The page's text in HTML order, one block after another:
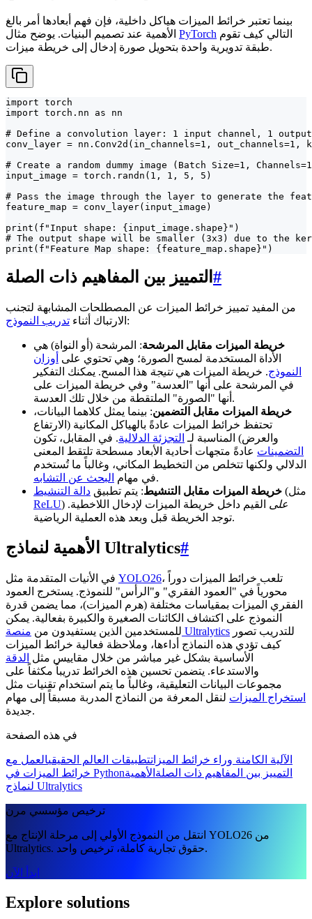
بينما تعتبر خرائط الميزات هياكل داخلية، فإن فهم أبعادها أمر بالغ
PyTorch
طبقة تدويرية واحدة بتحويل صورة إدخال إلى خريطة ميزات.
import torch
import torch.nn as nn
# Define a convolution layer: 1 input channel, 1
conv_layer = nn.Conv2d(in_channels=1,
# Create a random dummy image (Batch Size=1,
input_image = torch.randn(1, 1, 5, 5)
# Pass the image through the layer to generate the
feature_map = conv_layer(input_image)
print(f"Input shape: {input_image.shape}")
# The output shape will be smaller (3x3) due to the
print(f"Feature Map shape: {feature_map.shape}")
التمييز بين المفاهيم ذات الصلة #
من المفيد تمييز خرائط الميزات عن المصطلحات المشابهة لتجنب
الارتباك أثناء تدريب النموذج :
خريطة الميزات مقابل المرشحة: المرشحة (أو النواة) هي
الأداة المستخدمة لمسح الصورة؛ وهي تحتوي على أوزان
النموذج. خريطة الميزات هينتيجة هذا المسح. يمكنك التفكير
في المرشحة على أنها "العدسة" وفي خريطة الميزات على
أنها "الصورة" الملتقطة من خلال تلك العدسة.
خريطة الميزات مقابل التضمين: بينما يمثل كلاهما البيانات،
تحتفظ خرائط الميزات عادةً بالهياكل المكانية (الارتفاع
والعرض) المناسبة لـ التجزئة الدلالية. في المقابل، تكون
التضمينات عادةً متجهات أحادية الأبعاد مسطحة تلتقط المعنى
الدلالي ولكنها تتخلص من التخطيط المكاني، وغالباً ما تُستخدم
في مهام البحث عن التشابه
.
خريطة الميزات مقابل التنشيط: يتم تطبيق دالة التنشيط
(مثل
ReLU) على القيم داخل خريطة الميزات لإدخال اللاخطية.
توجد الخريطة قبل وبعد هذه العملية الرياضية.
الأهمية لنماذج Ultralytics#
YOLO26، تلعب خرائط الميزات دوراً
محورياً في "العمود الفقري" و"الرأس" للنموذج. يستخرج العمود
الفقري الميزات بمقياسات مختلفة (هرم الميزات)، مما يضمن قدرة
النموذج على اكتشاف الكائنات الصغيرة والكبيرة بفعالية. يمكن
للمستخدمين الذين يستفيدون من منصة Ultralytics
كيف تؤدي هذه النماذج أداءها، وملاحظة فعالية خرائط الميزات
الأساسية بشكل غير مباشر من خلال مقاييس مثل الدقة
والاستدعاء. يتضمن تحسين هذه الخرائط تدريباً مكثفاً على
مجموعات البيانات التعليقية، وغالباً ما يتم استخدام تقنيات مثل
استخراج الميزات لنقل المعرفة من النماذج المدربة مسبقاً إلى مهام
جديدة.
في هذه الصفحة
الآلية الكامنة وراء خرائط الميزاتتطبيقات العالم الحقيقيالعمل مع
خرائط الميزات في Python
التمييز بين المفاهيم ذات الصلة الأهمية
لنماذج Ultralytics
ترخيص مؤسسي مرن
انتقل من النموذج الأولي إلى مرحلة الإنتاج مع YOLO26 من
Ultralytics. حقوق تجارية كاملة، ترخيص واحد.
ابدأ الآن
Explore solutions